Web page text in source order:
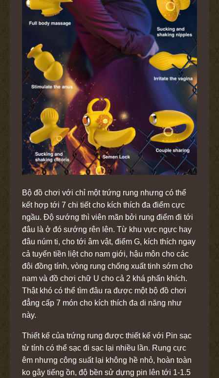
Bộ đồ chơi với chỉ một trứng rung nhưng có thể
kết hợp tới 7 chi tiết cho kích thích đa điểm cực
ngầu. Độ sướng thì viên mãn bởi rung điểm đi tới
đâu là ở đó sướng rên lên. Từ khu vực ngực hay
đâu núm ti, cho tới âm vật, điểm G, kích thích ngay
cả tuyến tiền liệt cho nam giới, hậu môn cho các
đôi đồng tính, vòng rung chống xuất tinh sớm cho
nam và đồ chơi chữ U cho cả 2 khá phấn khích.
Thật khó có thể tìm đâu ra được một bộ đồ chơi
đẳng cấp 7 món cho kích thích đa di năng như
này.
Thiết kế của trứng rung được thiết kế với Pin sạc
từ tính có thể sạc đi sạc lại nhiều lần. Rung cực
êm nhưng công suất lại không hề nhỏ, hoàn toàn
ko gây tiếng ồn, độ bền sử dựng pin lên tới 1-1.5